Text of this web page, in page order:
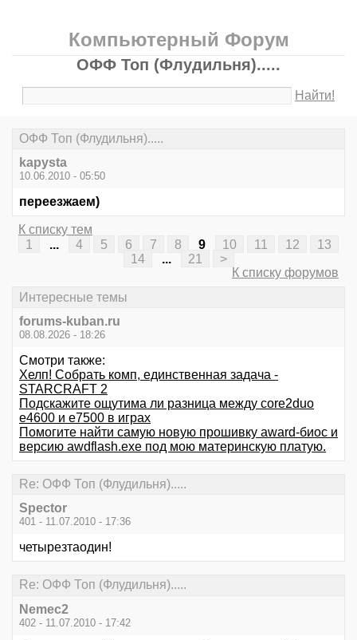
Компьютерный Форум
ОФФ Топ (Флудильня).....
Найти!
ОФФ Топ (Флудильня).....
kapysta
10.06.2010 - 05:50
переезжаем)
К списку тем
1
4 5 6 7 8 9 10 11 12
13
14
21
>
К списку форумов
Интересные темы
forums-kuban.ru
08.08.2026 - 18:26
Смотри также:
Хелп! Собрать комп, единственная задача -
STARCRAFT 2
Подскажите ощутима ли разница между core2duo
e4600 и e7500 в играх
Помогите найти самую новую прошивку award-биос и
версию awdflash.exe под мою материнскую платую.
Re: ОФФ Топ (Флудильня).....
Spector
401 - 11.07.2010 - 17:36
четырезтаодин!
Re: ОФФ Топ (Флудильня).....
Nemec2
402 - 11.07.2010 - 17:42